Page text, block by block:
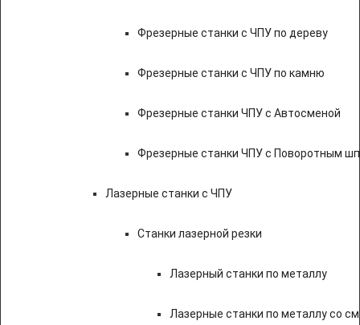
Фрезерные станки с ЧПУ по дереву
Фрезерные станки с ЧПУ по камню
Фрезерные станки ЧПУ с Автосменой
Фрезерные станки ЧПУ с Поворотным
Лазерные станки с ЧПУ
Станки лазерной резки
Лазерный станки по металлу
Лазерные станки по металлу со